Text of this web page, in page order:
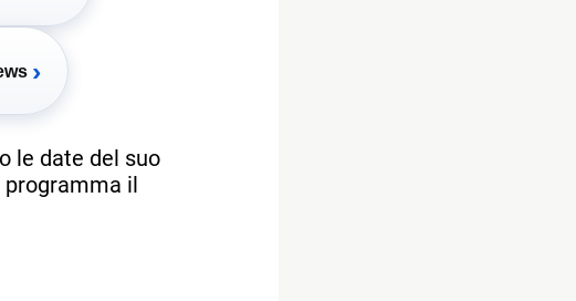
›
le date del suo
programma il